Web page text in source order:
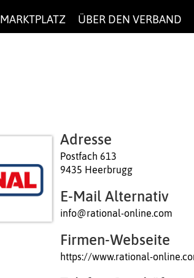
MARKTPLATZ ÜBER DEN VERBAND
Adresse
Postfach 613
9435 Heerbrugg
E-Mail Alternativ
info@rational-online.com
Firmen-Webseite
https://www.rational-